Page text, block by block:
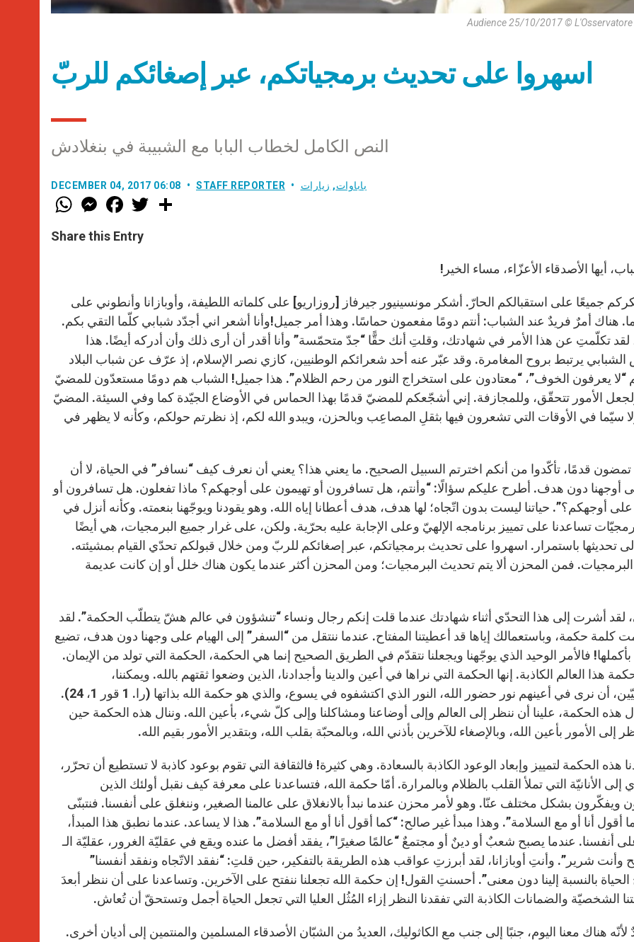
Audience 25/10/2017 © L'Osservatore
اسهروا على تحديث برمجياتكم، عبر إصغائكم للربّ
النص الكامل لخطاب البابا مع الشبيبة في بنغلادش
DECEMBER 04, 2017 06:08 STAFF REPORTER باباوات, زيارات
W
h
t
s
M
e
s
e
F
a
e
b
w
Share this Entry
أيها الأصدقاء الأعزّاء، مساء الخير!
جميعًا على استقبالكم الحارّ. أشكر مونسينيور جيرفاز [روزاريو] على كلماته اللطيفة، وأوبازانا وأنطوني على
هناك أمرٌ فريدٌ عند الشباب: أنتم دومًا مفعمون حماسًا. وهذا أمر جميل!وأنا أشعر اني أجدّد شبابي كلّما التقي بكم.
لقد تكلّمتِ عن هذا الأمر في شهادتك، وقلتِ أنك حقًّا “جدّ متحمّسة” وأنا أقدر أن أرى ذلك وأن أدركه أيضًا. هذا
الشبابي يرتبط بروح المغامرة. وقد عبّر عنه أحد شعرائكم الوطنيين، كازي نصر الإسلام، إذ عرّف عن شباب البلاد
“لا يعرفون الخوف”، “معتادون على استخراج النور من رحم الظلام”. هذا جميل! الشباب هم دومًا مستعدّون للمضيّ
الأمور تتحقّق، وللمجازفة. إني أشجّعكم للمضيّ قدمًا بهذا الحماس في الأوضاع الجيّدة كما وفي السيئة. المضيّ
سيّما في الأوقات التي تشعرون فيها بثقلِ المصاعِب وبالحزن، ويبدو الله لكم، إذ نظرتم حولكم، وكأنه لا يظهر في
تمضون قدمًا، تأكّدوا من أنكم اخترتم السبيل الصحيح. ما يعني هذا؟ يعني أن نعرف كيف “نسافر” في الحياة، لا أن
أوجهنا دون هدف. أطرح عليكم سؤالًا: “وأنتم، هل تسافرون أو تهيمون على أوجهكم؟ ماذا تفعلون. هل تسافرون أو
أوجهكم؟”. حياتنا ليست بدون اتّجاه؛ لها هدف، هدف أعطانا إياه الله. وهو يقودنا ويوجّهنا بنعمته. وكأنه أنزل في
تساعدنا على تمييز برنامجه الإلهيّ وعلى الإجابة عليه بحرّية. ولكن، على غرار جميع البرمجيات، هي أيضًا
تحديثها باستمرار. اسهروا على تحديث برمجياتكم، عبر إصغائكم للربّ ومن خلال قبولكم تحدّي القيام بمشيئته.
فمن المحزن ألا يتم تحديث البرمجيات؛ ومن المحزن أكثر عندما يكون هناك خلل أو إن كانت عديمة
لقد أشرت إلى هذا التحدّي أثناء شهادتك عندما قلت إنكم رجال ونساء “تنشؤون في عالم هشّ يتطلّب الحكمة”. لقد
كلمة حكمة، وباستعمالك إياها قد أعطيتنا المفتاح. عندما ننتقل من “السفر” إلى الهيام على وجهنا دون هدف، تضيع
فالأمر الوحيد الذي يوجّهنا ويجعلنا نتقدّم في الطريق الصحيح إنما هي الحكمة، الحكمة التي تولد من الإيمان.
هذا العالم الكاذبة. إنها الحكمة التي نراها في أعين والدينا وأجدادنا، الذين وضعوا ثقتهم بالله. ويمكننا،
كمسيحيّين، أن نرى في أعينهم نور حضور الله، النور الذي اكتشفوه في يسوع، والذي هو حكمة الله بذاتها (را. 1 قور 1، 24).
هذه الحكمة، علينا أن ننظر إلى العالم وإلى أوضاعنا ومشاكلنا وإلى كلّ شيء، بأعين الله. وننال هذه الحكمة حين
إلى الأمور بأعين الله، وبالإصغاء للآخرين بأذني الله، وبالمحبّة بقلب الله، وبتقدير الأمور بقيم الله.
هذه الحكمة لتمييز وإبعاد الوعود الكاذبة بالسعادة. وهي كثيرة! فالثقافة التي تقوم بوعود كاذبة لا تستطيع أن تحرّر،
إلى الأنانيّة التي تملأ القلب بالظلام وبالمرارة. أمّا حكمة الله، فتساعدنا على معرفة كيف نقبل أولئك الذين
ويفكّرون بشكل مختلف عنّا. وهو لأمر محزن عندما نبدأ بالانغلاق على عالمنا الصغير، وننغلق على أنفسنا. فنتبنّى
أقول أنا أو مع السلامة”. وهذا مبدأ غير صالح: “كما أقول أنا أو مع السلامة”. هذا لا يساعد. عندما نطبق هذا المبدأ،
أنفسنا. عندما يصبح شعبٌ أو دينٌ أو مجتمعٌ “عالمًا صغيرًا”، يفقد أفضل ما عنده ويقع في عقليّة الغرور، عقليّة الـ
وأنت شرير”. وأنتِ أوبازانا، لقد أبرزتِ عواقب هذه الطريقة بالتفكير، حين قلتِ: “نفقد الاتّجاه ونفقد أنفسنا”
بالنسبة إلينا دون معنى”. أحسنتِ القول! إن حكمة الله تجعلنا ننفتح على الآخرين. وتساعدنا على أن ننظر أبعدَ
الشخصيّة والضمانات الكاذبة التي تفقدنا النظر إزاء المُثُل العليا التي تجعل الحياة أجمل وتستحقّ أن تُعاش.
لأنّه هناك معنا اليوم، جنبًا إلى جنب مع الكاثوليك، العديدُ من الشبّان الأصدقاء المسلمين والمنتمين إلى أديان أخرى.